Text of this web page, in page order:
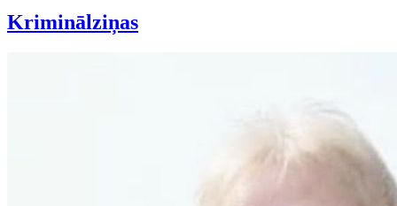
Kriminālziņas